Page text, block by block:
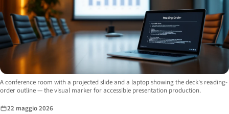
Image description:
A conference room with a projected slide and a laptop showing the deck's reading-
order outline — the visual marker for accessible presentation production.
22 maggio 2026